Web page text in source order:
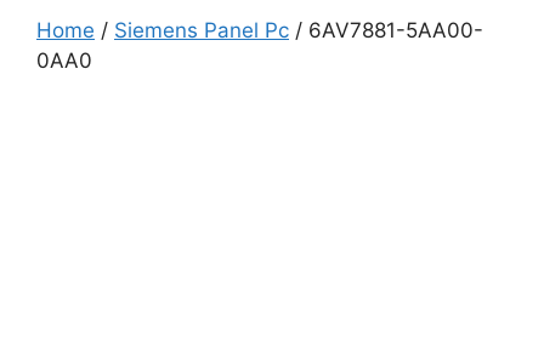
Home / Siemens Panel Pc / 6AV7881-5AA00-
0AA0